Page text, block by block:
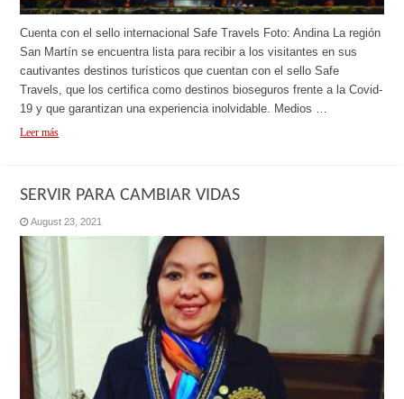
Cuenta con el sello internacional Safe Travels Foto: Andina La región
San Martín se encuentra lista para recibir a los visitantes en sus
cautivantes destinos turísticos que cuentan con el sello Safe
Travels, que los certifica como destinos bioseguros frente a la Covid-
19 y que garantizan una experiencia inolvidable. Medios …
Leer más
SERVIR PARA CAMBIAR VIDAS
August 23, 2021